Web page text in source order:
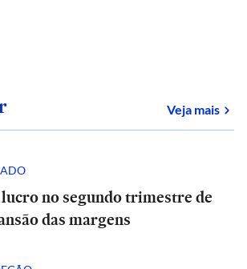
Veja mais
no segundo trimestre de
das margens